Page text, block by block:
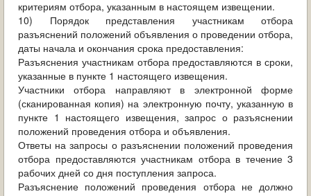
критериям отбора, указанным в настоящем извещении.
10) Порядок представления участникам отбора
разъяснений положений объявления о проведении отбора,
даты начала и окончания срока предоставления:
Разъяснения участникам отбора предоставляются в сроки,
указанные в пункте 1 настоящего извещения.
Участники отбора направляют в электронной форме
(сканированная копия) на электронную почту, указанную в
пункте 1 настоящего извещения, запрос о разъяснении
положений проведения отбора и объявления.
Ответы на запросы о разъяснении положений проведения
отбора предоставляются участникам отбора в течение 3
рабочих дней со дня поступления запроса.
Разъяснение положений проведения отбора не должно